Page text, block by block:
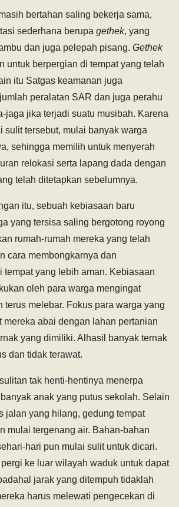
bertahan saling bekerja sama,
sederhana berupa gethek, yang
dan juga pelepah pisang. Gethek
untuk berpergian di tempat yang telah
itu Satgas keamanan juga
peralatan SAR dan juga perahu
jaga jika terjadi suatu musibah. Karena
sulit tersebut, mulai banyak warga
sehingga memilih untuk menyerah
relokasi serta lapang dada dengan
telah ditetapkan sebelumnya.
itu, sebuah kebiasaan baru
yang tersisa saling bergotong royong
rumah-rumah mereka yang telah
cara membongkarnya dan
tempat yang lebih aman. Kebiasaan
oleh para warga mengingat
terus melebar. Fokus para warga yang
mereka abai dengan lahan pertanian
yang dimiliki. Alhasil banyak ternak
dan tidak terawat.
tak henti-hentinya menerpa
anak yang putus sekolah. Selain
jalan yang hilang, gedung tempat
mulai tergenang air. Bahan-bahan
hari pun mulai sulit untuk dicari.
ke luar wilayah waduk untuk dapat
jarak yang ditempuh tidaklah
harus melewati pengecekan di